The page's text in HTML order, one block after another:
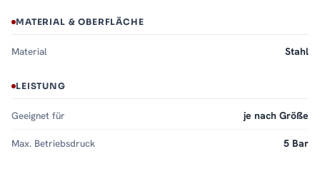
MATERIAL & OBERFLÄCHE
Material Stahl
LEISTUNG
Geeignet für je nach Größe
Max. Betriebsdruck 5 Bar